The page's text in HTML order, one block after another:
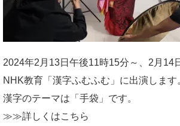
2024年2月13日午後11時15分～、2月14
NHK教育「漢字ふむふむ」に出演します
漢字のテーマは「手袋」です。
≫≫詳しくはこちら